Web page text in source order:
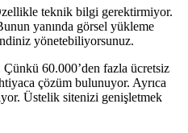
teknik bilgi gerektirmiyor.
yanında görsel yükleme
yönetebiliyorsunuz.
60.000’den fazla ücretsiz
çözüm bulunuyor. Ayrıca
Üstelik sitenizi genişletmek